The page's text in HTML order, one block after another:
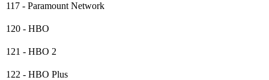
117 - Paramount Network
120 - HBO
121 - HBO 2
122 - HBO Plus